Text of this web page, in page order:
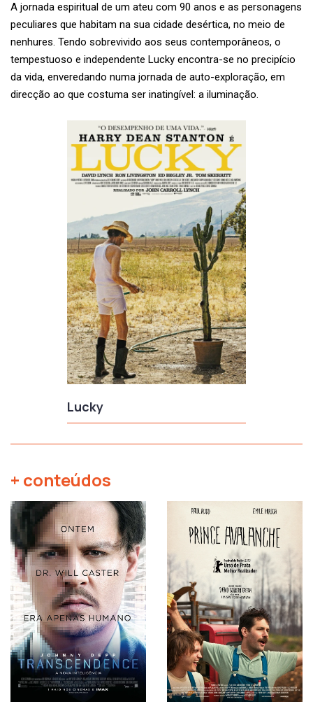
Lucky
A jornada espiritual de um ateu com 90 anos e as personagens
peculiares que habitam na sua cidade desértica, no meio de
nenhures. Tendo sobrevivido aos seus contemporâneos, o
tempestuoso e independente Lucky encontra-se no precipício
da vida, enveredando numa jornada de auto-exploração, em
direcção ao que costuma ser inatingível: a iluminação.
+ conteúdos